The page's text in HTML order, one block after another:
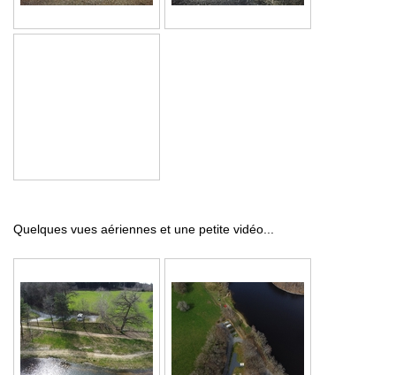
Quelques vues aériennes et une petite vidéo...